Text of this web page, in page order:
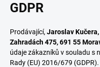
GDPR
Prodávající, Jaroslav
Zahradách 475, 691 55
údaje zákazníků v souladu s
Rady (EU) 2016/679 (GDPR).